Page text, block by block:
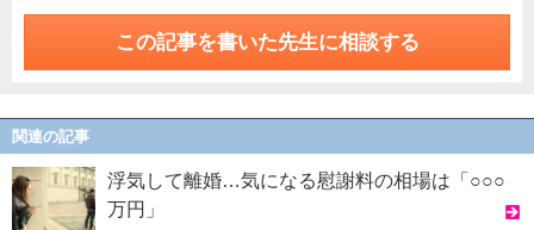
この記事を書いた先生に相談する
関連の記事
浮気して離婚…気になる慰謝料の相場は「○○○
万円」